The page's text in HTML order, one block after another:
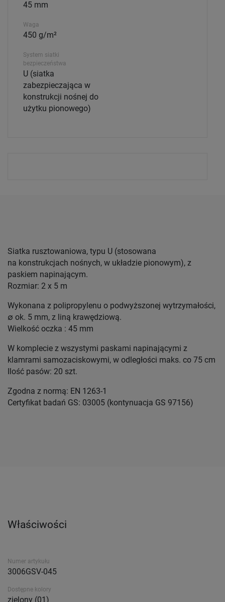
45 mm
Waga
450 g/m²
System siatki
bezpieczeństwa
U (siatka
zabezpieczająca w
konstrukcji nośnej do
użytku pionowego)
Siatka rusztowaniowa, typu U (stosowana
na konstrukcjach nośnych, w układzie pionowym), z
paskiem napinającym.
Rozmiar: 2 x 5 m
Wykonana z polipropylenu o podwyższonej wytrzymałości,
∅ ok. 5 mm, z liną krawędziową.
Wielkość oczka : 45 mm
W komplecie z wszystymi paskami napinającymi z
klamrami samozaciskowymi, w odległości maks. co 75 cm
Ilość pasów: 20 szt.
Zgodna z normą: EN 1263-1
Certyfikat badań GS: 03005 (kontynuacja GS 97156)
Właściwości
Numer artykułu
3006GSV-045
Dostępne kolory
zielony (01)